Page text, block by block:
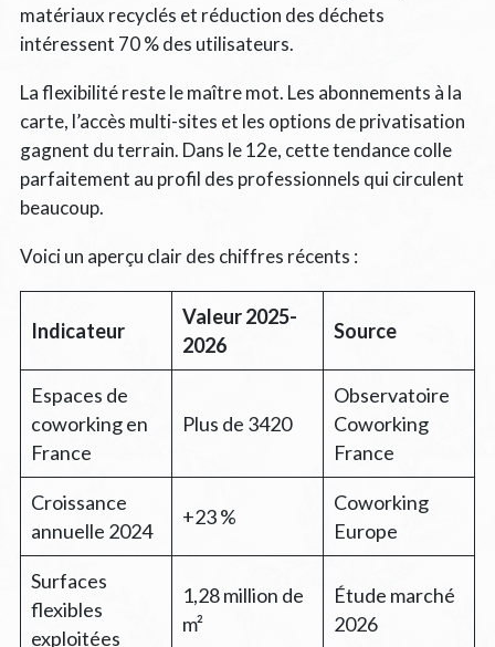
matériaux recyclés et réduction des déchets
intéressent 70 % des utilisateurs.
La flexibilité reste le maître mot. Les abonnements à la
carte, l’accès multi-sites et les options de privatisation
gagnent du terrain. Dans le 12e, cette tendance colle
parfaitement au profil des professionnels qui circulent
beaucoup.
Voici un aperçu clair des chiffres récents :
Indicateur
Valeur 2025-
2026
Source
Espaces de
coworking en
France
Plus de 3420
Observatoire
Coworking
France
Croissance
annuelle 2024
+23 %
Coworking
Europe
Surfaces
flexibles
exploitées
1,28 million de
m²
Étude marché
2026